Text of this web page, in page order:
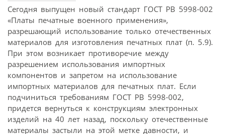
Сегодня выпущен новый стандарт ГОСТ РВ 5998-002
«Платы печатные военного применения»,
разрешающий использование только отечественных
материалов для изготовления печатных плат (п. 5.9).
При этом возникает противоречие между
разрешением использования импортных
компонентов и запретом на использование
импортных материалов для печатных плат. Если
подчиниться требованиям ГОСТ РВ 5998-002,
придется вернуться к конструкциям электронных
изделий на 40 лет назад, поскольку отечественные
материалы застыли на этой метке давности, и